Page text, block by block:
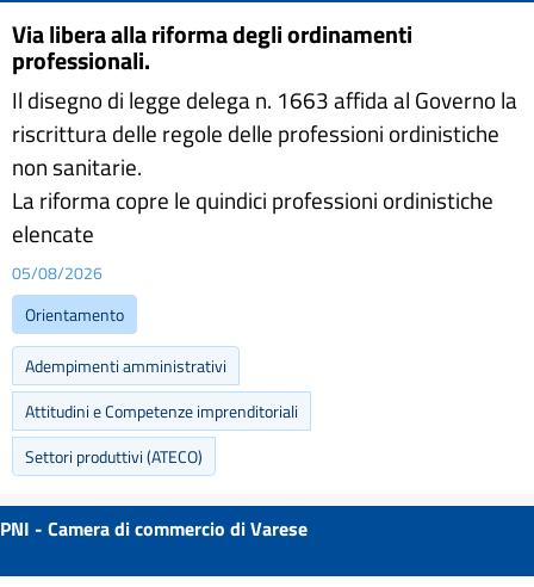
Via libera alla riforma degli ordinamenti
professionali.
Il disegno di legge delega n. 1663 affida al Governo la
riscrittura delle regole delle professioni ordinistiche
non sanitarie.
La riforma copre le quindici professioni ordinistiche
elencate
05/08/2026
Orientamento
Adempimenti amministrativi
Attitudini e Competenze imprenditoriali
Settori produttivi (ATECO)
PNI - Camera di commercio di Varese